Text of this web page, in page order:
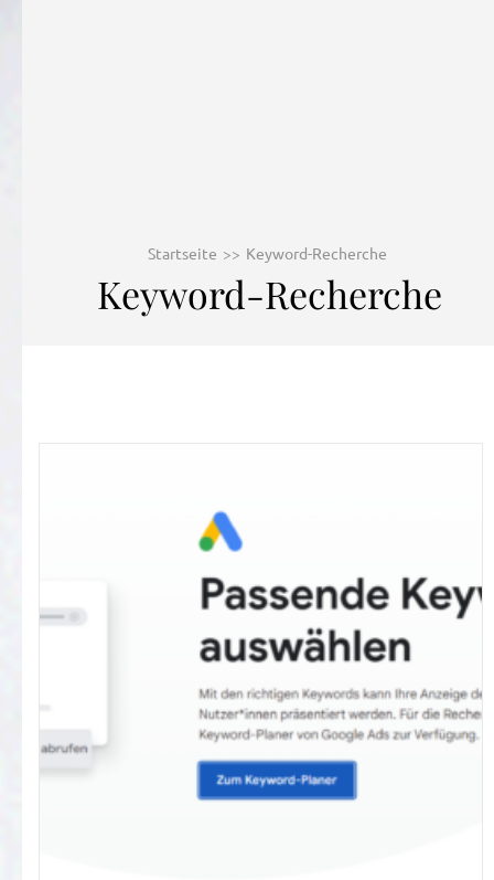
Startseite >> Keyword-Recherche
Keyword-Recherche